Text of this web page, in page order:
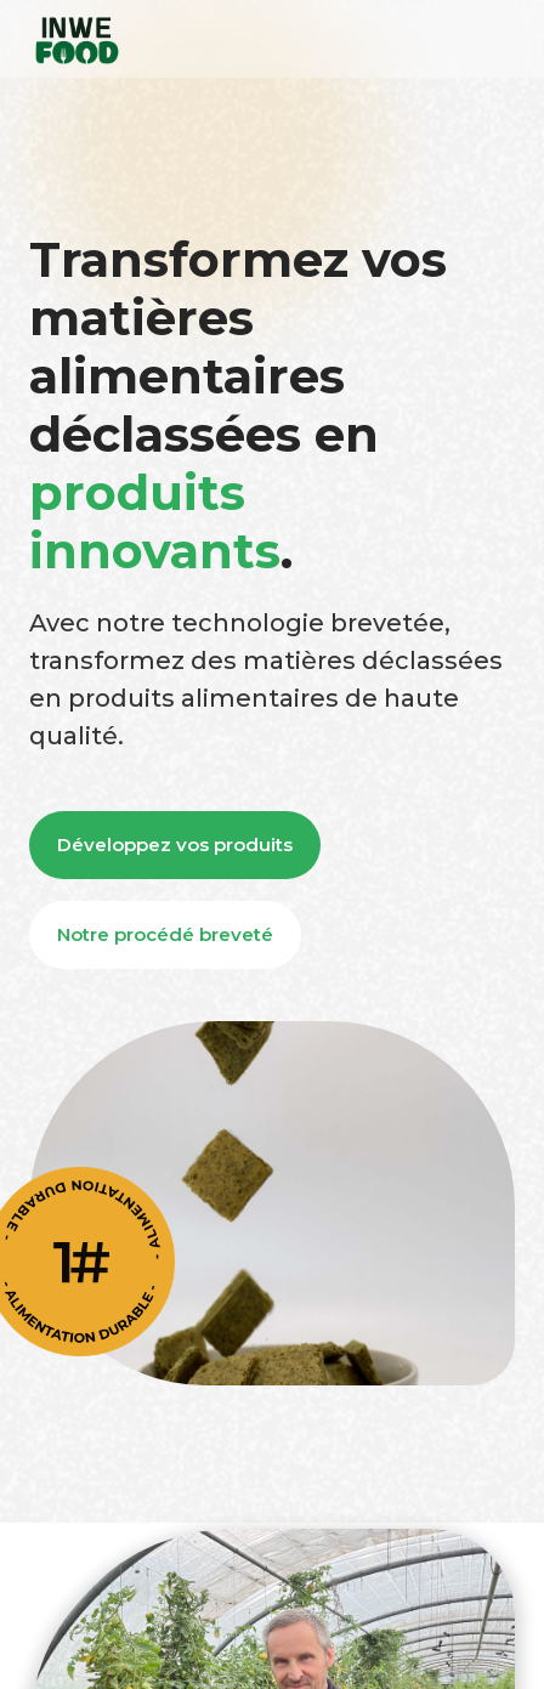
Transformez vos
matières
alimentaires
déclassées en
produits
innovants.
Avec notre technologie brevetée,
transformez des matières déclassées
en produits alimentaires de haute
qualité.
Développez vos produits
Notre procédé breveté